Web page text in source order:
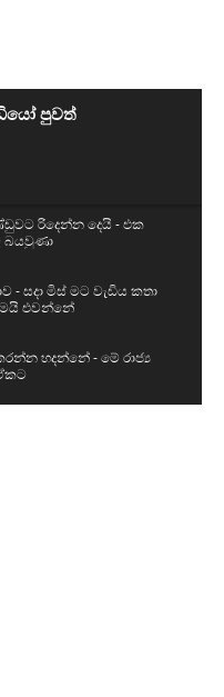
පුවත්
රිදෙන්න දෙයි - එක
බයවුණා
සදා මිස් මට වැඩිය කතා
එවන්නේ
හදන්නේ - මේ රාජ්‍ය